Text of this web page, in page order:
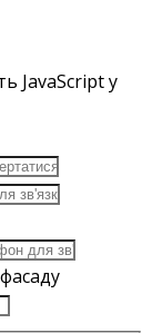
JavaScript у